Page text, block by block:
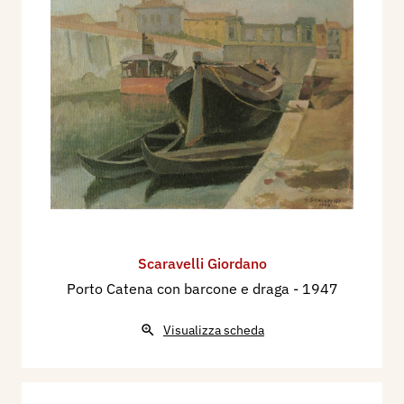
studio di Linda Bonaiuti. Il ritorno a Mantova
coincide con un periodo di accanita ricerca, che
riceverà conferme ufficiali dalla partecipazione a
importanti rassegne internazionali, quali le
Biennali di Venezia (1948 e 1950) e le
Quadriennali di Roma (del ’48 e del ’52). Da
quegli anni in poi sarà presente nelle maggiori
manifestazioni nazionali, vedi la Triennale di
Milano, la Biennale di Verona, il Premio Suzzara,
Nel 1948 è a Venezia per alcuni mesi, impegnato,
assieme al pittore Carlo Zanfrognini, nel restauro
diploma, già adulto, preso l’Istituto d’Arte di
Scaravelli Giordano
Porto Catena con barcone e draga - 1947
Visualizza scheda